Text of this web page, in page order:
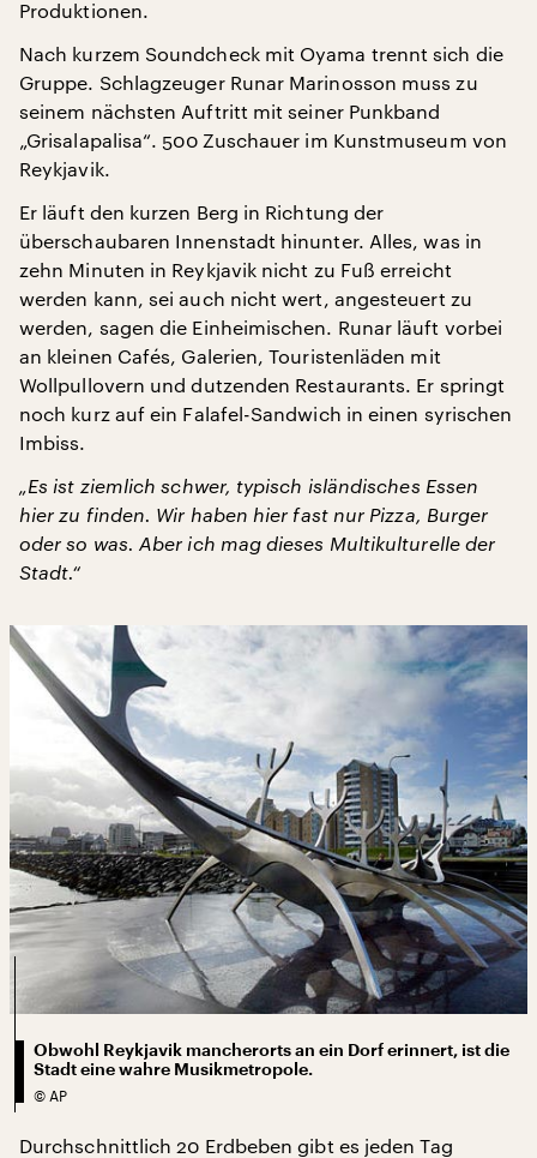
Produktionen.
Nach kurzem Soundcheck mit Oyama trennt sich die
Gruppe. Schlagzeuger Runar Marinosson muss zu
seinem nächsten Auftritt mit seiner Punkband
„Grisalapalisa“. 500 Zuschauer im Kunstmuseum von
Reykjavik.
Er läuft den kurzen Berg in Richtung der
überschaubaren Innenstadt hinunter. Alles, was in
zehn Minuten in Reykjavik nicht zu Fuß erreicht
werden kann, sei auch nicht wert, angesteuert zu
werden, sagen die Einheimischen. Runar läuft vorbei
an kleinen Cafés, Galerien, Touristenläden mit
Wollpullovern und dutzenden Restaurants. Er springt
noch kurz auf ein Falafel-Sandwich in einen syrischen
Imbiss.
„Es ist ziemlich schwer, typisch isländisches Essen
hier zu finden. Wir haben hier fast nur Pizza, Burger
oder so was. Aber ich mag dieses Multikulturelle der
Stadt.“
Obwohl Reykjavik mancherorts an ein Dorf erinnert, ist die
Stadt eine wahre Musikmetropole.
© AP
Durchschnittlich 20 Erdbeben gibt es jeden Tag